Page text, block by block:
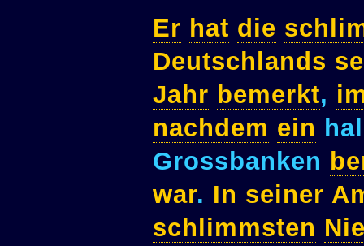
Er hat die
Deutschlands
Jahr bemerkt,
nachdem ein
Grossbanken
war. In seiner
schlimmsten